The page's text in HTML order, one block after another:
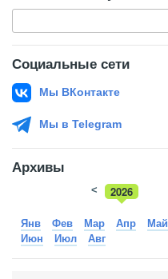
Социальные сети
Мы ВКонтакте
Мы в Telegram
Архивы
2026
<
Янв Фев Мар Апр
Май
Июн
Июл Авг